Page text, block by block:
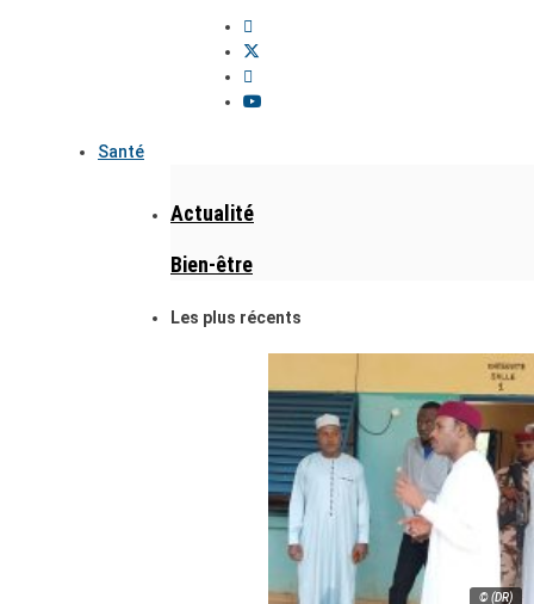
Santé
Actualité
Bien-être
Les plus récents
© (DR)